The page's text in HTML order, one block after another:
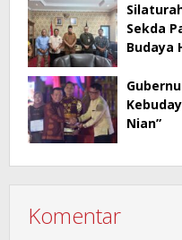
Sekda
Budaya
Nian”
Komentar